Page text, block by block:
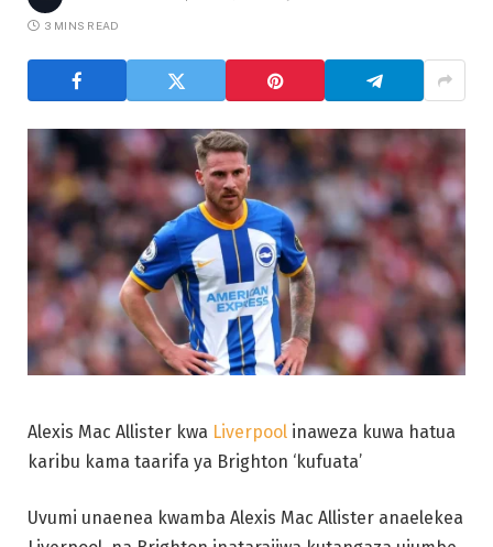
3 MINS READ
Alexis Mac Allister kwa Liverpool inaweza kuwa hatua
karibu kama taarifa ya Brighton ‘kufuata’
Uvumi unaenea kwamba Alexis Mac Allister anaelekea